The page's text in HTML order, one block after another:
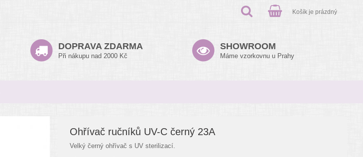
Košík je prázdný
DOPRAVA ZDARMA
Při nákupu nad 2000 Kč
SHOWROOM
Máme vzorkovnu u Prahy
Ohřívač ručníků UV-C černý 23A
Velký černý ohřívač s UV sterilizací.